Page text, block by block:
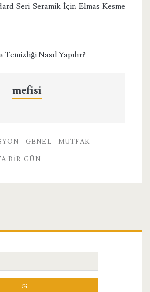
Seri Seramik İçin Elmas Kesme
Temizliği Nasıl Yapılır?
mefisi
GENEL MUTFAK
BIR GÜN